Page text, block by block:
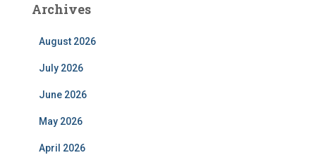
Archives
August 2026
July 2026
June 2026
May 2026
April 2026